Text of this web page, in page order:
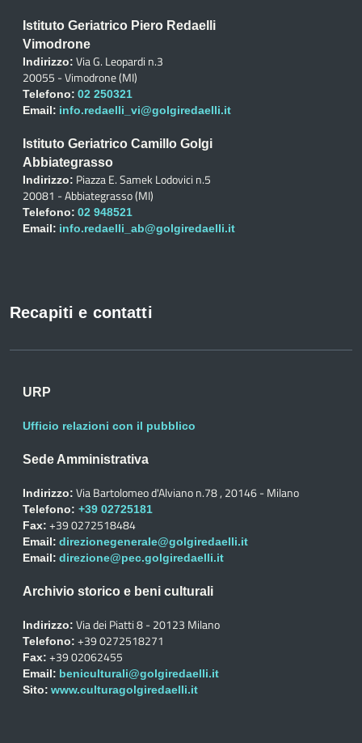
Istituto Geriatrico Piero Redaelli
Vimodrone
Indirizzo: Via G. Leopardi n.3
20055 - Vimodrone (MI)
Telefono: 02 250321
Email: info.redaelli_vi@golgiredaelli.it
Istituto Geriatrico Camillo Golgi
Abbiategrasso
Indirizzo: Piazza E. Samek Lodovici n.5
20081 - Abbiategrasso (MI)
Telefono: 02 948521
Email: info.redaelli_ab@golgiredaelli.it
Recapiti e contatti
URP
Ufficio relazioni con il pubblico
Sede Amministrativa
Indirizzo: Via Bartolomeo d'Alviano n.78 , 20146 - Milano
Telefono: +39 02725181
Fax: +39 0272518484
Email: direzionegenerale@golgiredaelli.it
Email: direzione@pec.golgiredaelli.it
Archivio storico e beni culturali
Indirizzo: Via dei Piatti 8 - 20123 Milano
Telefono: +39 0272518271
Fax: +39 02062455
Email: beniculturali@golgiredaelli.it
Sito: www.culturagolgiredaelli.it